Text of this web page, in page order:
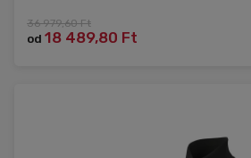
36 979,60 Ft
od 18 489,80 Ft